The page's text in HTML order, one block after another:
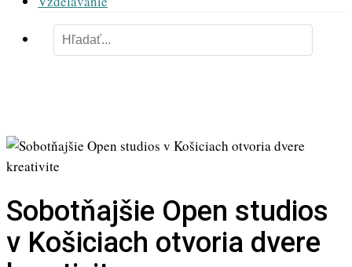
Sobotňajšie Open studios
v Košiciach otvoria dvere